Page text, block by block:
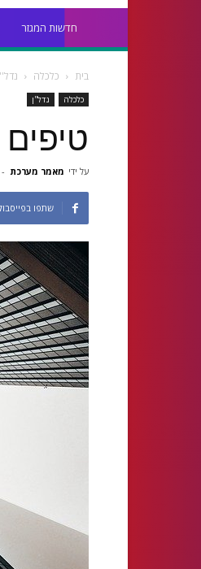
חדשות המגזר
בית כלכלה
כלכלה נדל''ן
על ידי מאמר מערכת -
שתפו